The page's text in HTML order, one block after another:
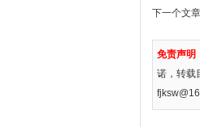
下一个文
免责声明
诺，转载